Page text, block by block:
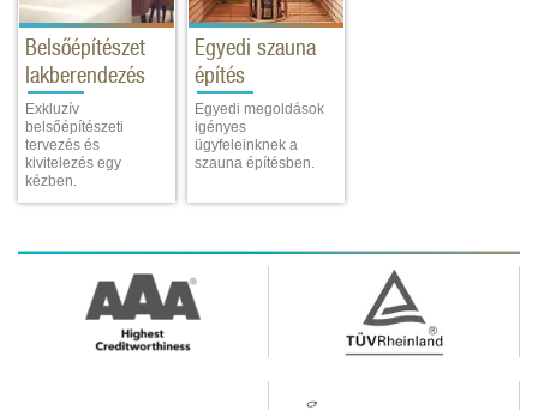
Belsőépítészet
lakberendezés
Exkluzív
belsőépítészeti
tervezés és
kivitelezés egy
kézben.
Egyedi szauna
építés
Egyedi megoldások
igényes
ügyfeleinknek a
szauna építésben.